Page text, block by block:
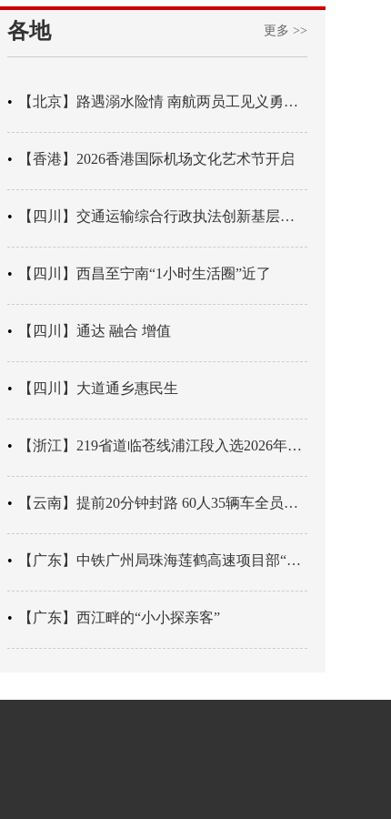
各地 更多 >>
【北京】路遇溺水险情 南航两员工见义勇为科学施救
【香港】2026香港国际机场文化艺术节开启
【四川】交通运输综合行政执法创新基层辖区治理“4+3” 新模式
【四川】西昌至宁南“1小时生活圈”近了
【四川】通达 融合 增值
【四川】大道通乡惠民生
【浙江】219省道临苍线浦江段入选2026年度美丽公路项目展示交流活动名单
【云南】提前20分钟封路 60人35辆车全员平安
【广东】中铁广州局珠海莲鹤高速项目部“靶向施训”筑牢应急处置防线
【广东】西江畔的“小小探亲客”